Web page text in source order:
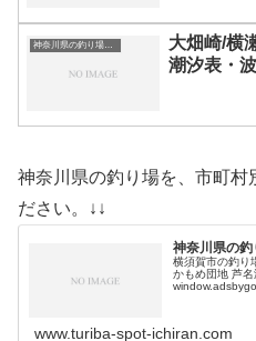
神奈川県の釣り場一覧
大畑崎/横
潮汐表・
神奈川県の釣り場を、市町村
ださい。↓↓
神奈川県の
横須賀市の釣り
かもめ団地 芦
www.turiba-spot-ichiran.com